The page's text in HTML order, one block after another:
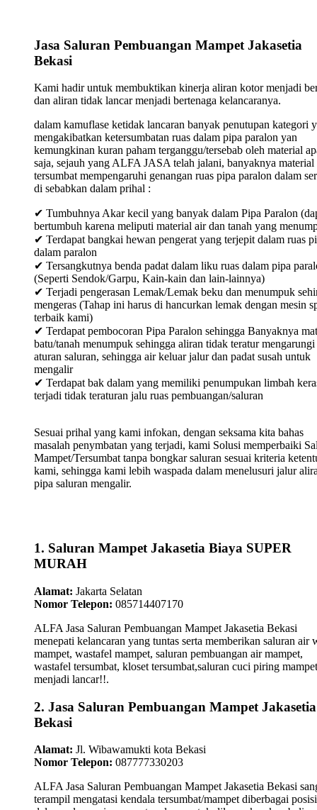
Jasa Saluran Pembuangan Mampet Jakasetia
Bekasi
Kami hadir untuk membuktikan kinerja aliran kotor menjadi
dan aliran tidak lancar menjadi bertenaga kelancaranya.
dalam kamuflase ketidak lancaran banyak penutupan kategori
mengakibatkan ketersumbatan ruas dalam pipa paralon yan
kemungkinan kuran paham terganggu/tersebab oleh material
saja, sejauh yang ALFA JASA telah jalani, banyaknya material
tersumbat mempengaruhi genangan ruas pipa paralon dalam
di sebabkan dalam prihal :
✔ Tumbuhnya Akar kecil yang banyak dalam Pipa Paralon
bertumbuh karena meliputi material air dan tanah yang
✔ Terdapat bangkai hewan pengerat yang terjepit dalam ruas
dalam paralon
✔ Tersangkutnya benda padat dalam liku ruas dalam pipa
(Seperti Sendok/Garpu, Kain-kain dan lain-lainnya)
✔ Terjadi pengerasan Lemak/Lemak beku dan menumpuk
mengeras (Tahap ini harus di hancurkan lemak dengan mesin
terbaik kami)
✔ Terdapat pembocoran Pipa Paralon sehingga Banyaknya
batu/tanah menumpuk sehingga aliran tidak teratur mengarungi
aturan saluran, sehingga air keluar jalur dan padat susah untuk
mengalir
✔ Terdapat bak dalam yang memiliki penumpukan limbah
terjadi tidak teraturan jalu ruas pembuangan/saluran
Sesuai prihal yang kami infokan, dengan seksama kita bahas
masalah penymbatan yang terjadi, kami Solusi memperbaiki
Mampet/Tersumbat tanpa bongkar saluran sesuai kriteria
kami, sehingga kami lebih waspada dalam menelusuri jalur
pipa saluran mengalir.
1. Saluran Mampet Jakasetia Biaya SUPER
MURAH
Alamat: Jakarta Selatan
Nomor Telepon: 085714407170
ALFA Jasa Saluran Pembuangan Mampet Jakasetia Bekasi
menepati kelancaran yang tuntas serta memberikan saluran air
mampet, wastafel mampet, saluran pembuangan air mampet,
wastafel tersumbat, kloset tersumbat,saluran cuci piring mampet
menjadi lancar!!.
2. Jasa Saluran Pembuangan Mampet Jakasetia
Bekasi
Alamat: Jl. Wibawamukti kota Bekasi
Nomor Telepon: 087777330203
ALFA Jasa Saluran Pembuangan Mampet Jakasetia Bekasi
terampil mengatasi kendala tersumbat/mampet diberbagai